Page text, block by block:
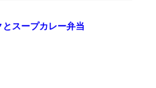
スープカレー弁当